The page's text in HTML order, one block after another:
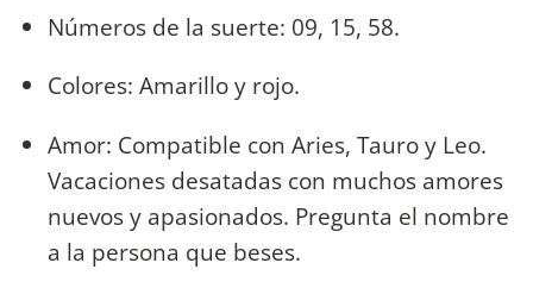
Números de la suerte: 09, 15, 58.
Colores: Amarillo y rojo.
Amor: Compatible con Aries, Tauro y Leo.
Vacaciones desatadas con muchos amores
nuevos y apasionados. Pregunta el nombre
a la persona que beses.